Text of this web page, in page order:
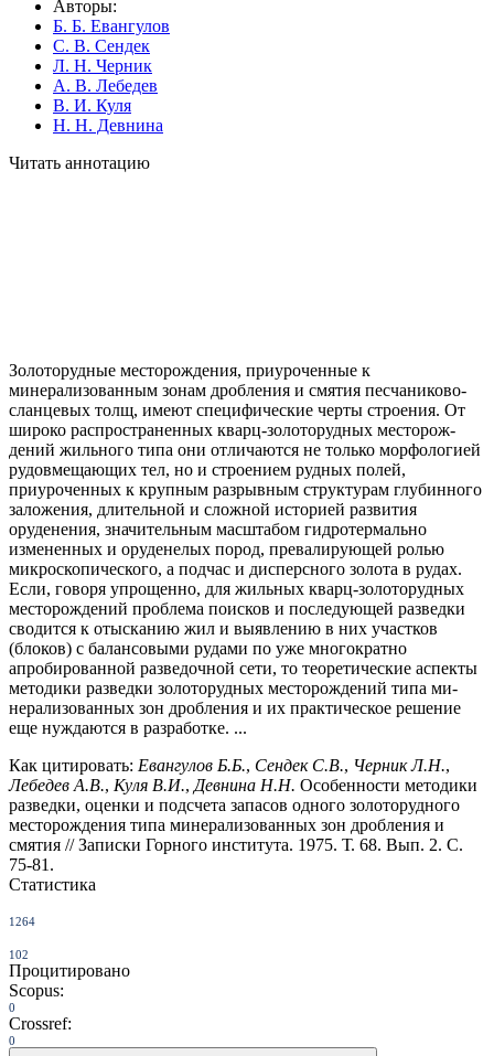
Авторы:
Б. Б. Евангулов
С. В. Сендек
Л. Н. Черник
А. В. Лебедев
В. И. Куля
Н. Н. Девнина
Читать аннотацию
Золоторудные месторождения, приуроченные к
минерализованным зо­нам дробления и смятия песчаниково-
сланцевых толщ, имеют специфические черты строения. От
широко распространенных кварц-золоторудных месторож­
дений жильного типа они отличаются не только морфологией
рудовмещающих тел, но и строением рудных полей,
приуроченных к крупным разрывным структурам глубинного
заложения, длительной и сложной историей разви­тия
оруденения, значительным масштабом гидротермально
измененных и оруденелых пород, превалирующей ролью
микроскопического, а подчас и дис­персного золота в рудах.
Если, говоря упрощенно, для жильных кварц-зо­лоторудных
месторождений проблема поисков и последующей разведки
сво­дится к отысканию жил и выявлению в них участков
(блоков) с балансовы­ми рудами по уже многократно
апробированной разведочной сети, то теоре­тические аспекты
методики разведки золоторудных месторождений типа ми­
нерализованных зон дробления и их практическое решение
еще нуждаются в разработке. ...
Как цитировать: Евангулов Б.Б., Сендек С.В., Черник Л.Н.,
Лебедев А.В., Куля В.И.,Девнина Н.Н. Особенности методики
разведки, оценки и подсчета запасов одного золоторудного
месторождения типа минерализованных зон дробления и
смятия // Записки Горного института. 1975. Т. 68. Вып. 2. С.
75-81.
Статистика
1264
102
Процитировано
Scopus:
0
Crossref:
0